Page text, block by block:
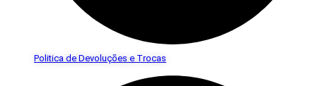
Politica de Devoluções e Trocas